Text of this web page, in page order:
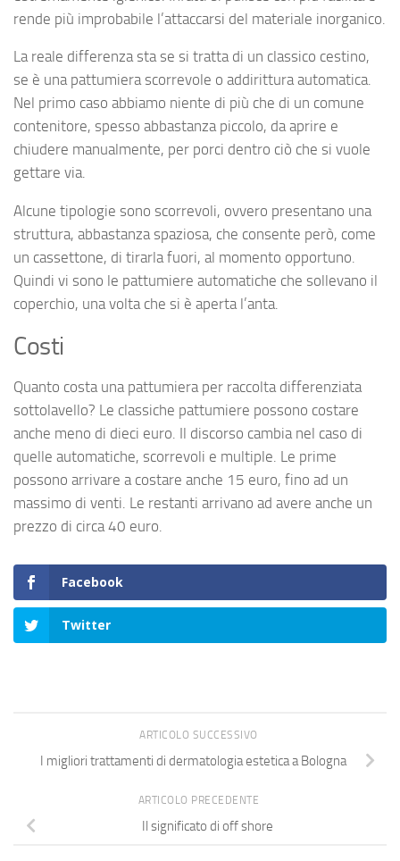
rende più improbabile l’attaccarsi del materiale inorganico.
La reale differenza sta se si tratta di un classico cestino,
se è una pattumiera scorrevole o addirittura automatica.
Nel primo caso abbiamo niente di più che di un comune
contenitore, spesso abbastanza piccolo, da aprire e
chiudere manualmente, per porci dentro ciò che si vuole
gettare via.
Alcune tipologie sono scorrevoli, ovvero presentano una
struttura, abbastanza spaziosa, che consente però, come
un cassettone, di tirarla fuori, al momento opportuno.
Quindi vi sono le pattumiere automatiche che sollevano il
coperchio, una volta che si è aperta l’anta.
Costi
Quanto costa una pattumiera per raccolta differenziata
sottolavello? Le classiche pattumiere possono costare
anche meno di dieci euro. Il discorso cambia nel caso di
quelle automatiche, scorrevoli e multiple. Le prime
possono arrivare a costare anche 15 euro, fino ad un
massimo di venti. Le restanti arrivano ad avere anche un
prezzo di circa 40 euro.
Facebook
Twitter
ARTICOLO SUCCESSIVO
I migliori trattamenti di dermatologia estetica a Bologna
ARTICOLO PRECEDENTE
Il significato di off shore